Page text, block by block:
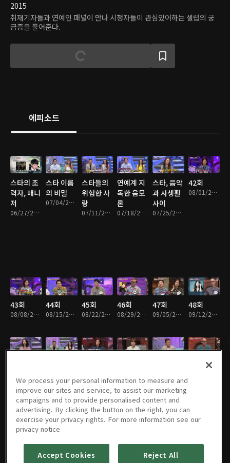
2015
취재기자들과 연예인 패널이 만나 시청자들이 관심있어하는 셀럽의 궁
금증을 풀어준다.
에피소드
스타의 조
력자, 매니
저
06/27/2016 • 1시간 24분
스타 이름
의 비밀
07/04/2016 • 1시간 24분
스타들의
위험한 사
랑
07/11/2016 • 1시간 26분
연예계 지
독한 음모
론
07/18/2016 • 1시간 25분
스타, 음악
과 사생활
사이
07/25/2016 • 1시간 26분
42회
08/01/2016 • 1시간 26분
43회
08/08/2016 • 1시간 26분
44회
08/15/2016 • 1시간 24분
45회
08/22/2016 • 1시간 25분
46회
08/29/2016 • 1시간 26분
47회
09/05/2016 • 1시간 25분
48회
09/12/2016 • 1시간 25분
55회
10/31/2016 • 1시간 25분
56회 57회 58회 59회 60회
We process your personal information to measure and
improve our sites and service, to assist our marketing
campaigns and to provide personalised content and
advertising. By clicking the button on the right, you can
exercise your privacy rights. For more information see our
privacy notice
Accept Cookies Reject All